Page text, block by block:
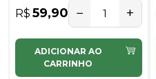
R$ 59,90 − +
ADICIONAR AO
CARRINHO